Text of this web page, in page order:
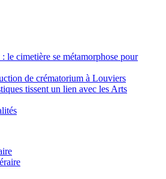
le cimetière se métamorphose pour
de crématorium à Louviers
tissent un lien avec les Arts